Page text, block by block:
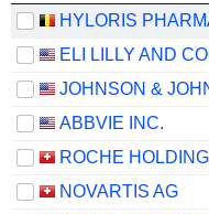
ELI LILLY AND
JOHNSON &
ABBVIE INC.
ROCHE
NOVARTIS AG